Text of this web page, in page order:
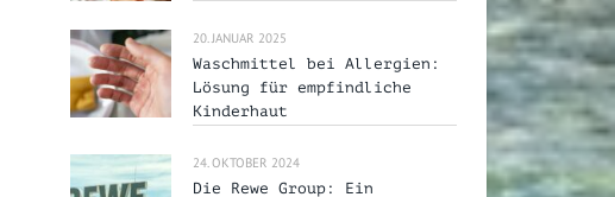
20. JANUAR 2025
Waschmittel bei Allergien:
Lösung für empfindliche
Kinderhaut
24. OKTOBER 2024
Die Rewe Group: Ein